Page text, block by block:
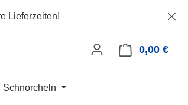
Lieferzeiten!
0,00 €
Schnorcheln